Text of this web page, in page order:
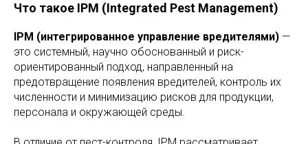
Что такое IPM (Integrated Pest Management)
IPM (интегрированное управление вредителями) —
это системный, научно обоснованный и риск-
ориентированный подход, направленный на
предотвращение появления вредителей, контроль их
численности и минимизацию рисков для продукции,
персонала и окружающей среды.